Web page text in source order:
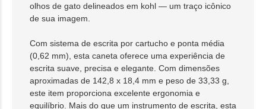
olhos de gato delineados em kohl — um traço icônico
de sua imagem.
Com sistema de escrita por cartucho e ponta média
(0,62 mm), esta caneta oferece uma experiência de
escrita suave, precisa e elegante. Com dimensões
aproximadas de 142,8 x 18,4 mm e peso de 33,33 g,
este item proporciona excelente ergonomia e
equilíbrio. Mais do que um instrumento de escrita, esta